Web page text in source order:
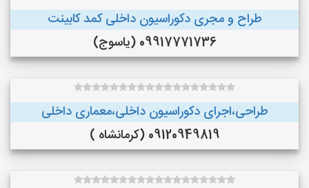
طراح و مجری دکوراسیون داخلی کمد کابینت
09917771736 (یاسوج)
طراحی،اجرای دکوراسیون داخلی،معماری داخلی
09120949819 (کرمانشاه )